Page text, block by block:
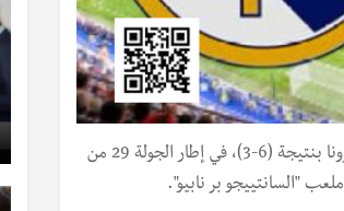
أخبار الرياضة من مباريات اليوم... اكتسح النادي الملكي ريال مدريد ضيفه جيرونا بنتيجة (6-3)، في إطار الجولة 29 من
"السانتييجو بر نابيو".